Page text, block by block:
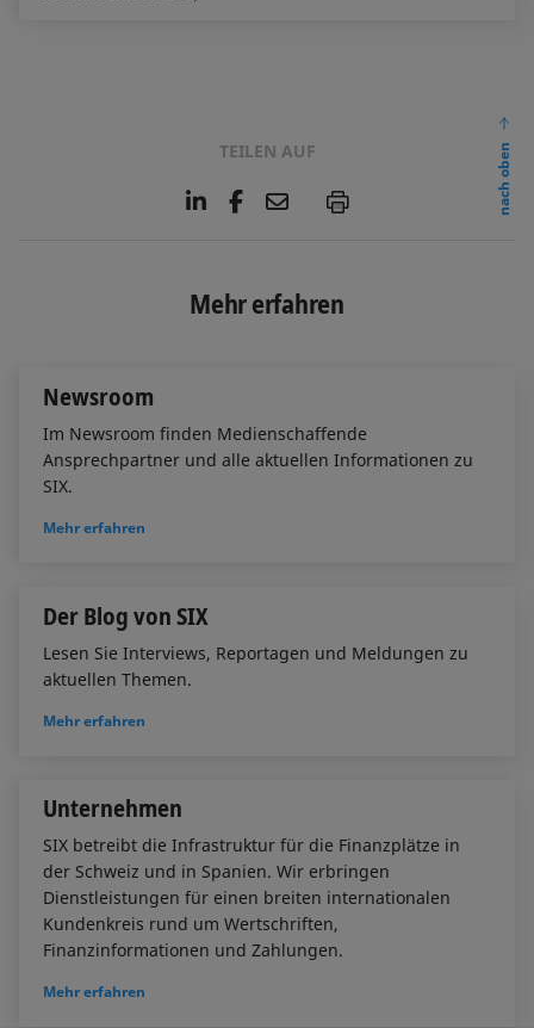
TEILEN AUF
L
e
d
F
o
E
l
P
nach oben
Mehr erfahren
Newsroom
Im Newsroom finden Medienschaffende
Ansprechpartner und alle aktuellen Informationen zu
SIX.
Mehr erfahren
Der Blog von SIX
Lesen Sie Interviews, Reportagen und Meldungen zu
aktuellen Themen.
Mehr erfahren
Unternehmen
SIX betreibt die Infrastruktur für die Finanzplätze in
der Schweiz und in Spanien. Wir erbringen
Dienstleistungen für einen breiten internationalen
Kundenkreis rund um Wertschriften,
Finanzinformationen und Zahlungen.
Mehr erfahren